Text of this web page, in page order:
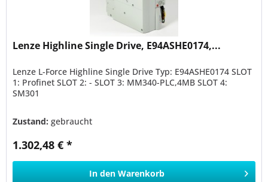
Lenze Highline Single Drive, E94ASHE0174,...
Lenze L-Force Highline Single Drive Typ: E94ASHE0174 SLOT
1: Profinet SLOT 2: - SLOT 3: MM340-PLC,4MB SLOT 4:
SM301
Zustand:gebraucht
1.302,48 € *
In den Warenkorb